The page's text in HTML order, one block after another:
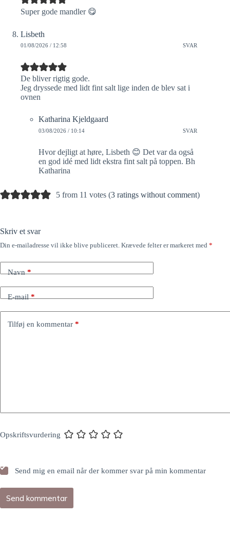
Super gode mandler 😋
Lisbeth
01/08/2026 / 12:58 SVAR
De bliver rigtig gode.
Jeg dryssede med lidt fint salt lige inden de blev sat i
ovnen
Katharina Kjeldgaard
03/08/2026 / 10:14 SVAR
Hvor dejligt at høre, Lisbeth 😊 Det var da også
en god idé med lidt ekstra fint salt på toppen. Bh
Katharina
5 from 11 votes (3 ratings without comment)
Skriv et svar
Din e-mailadresse vil ikke blive publiceret. Krævede felter er markeret med *
Navn*
E-mail*
Tilføj en kommentar *
Opskriftsvurdering
Send mig en email når der kommer svar på min kommentar
Send kommentar